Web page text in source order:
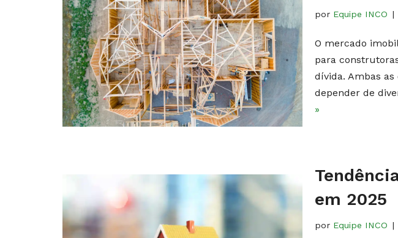
por Equipe INCO
O mercado
para
dívida. Ambas
depender de
»
em 2025
por Equipe INCO